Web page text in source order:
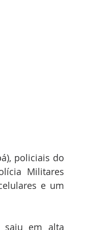
policiais do
Militares
e um
saiu em alta